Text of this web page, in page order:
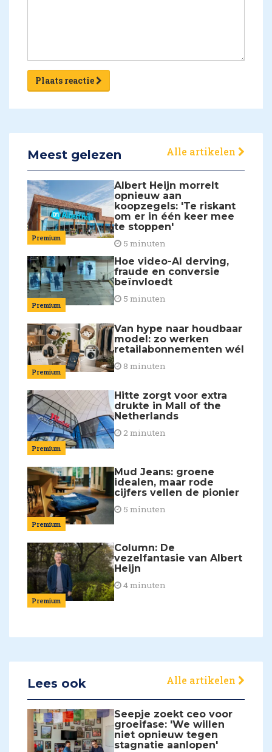
Plaats reactie
Meest gelezen Alle artikelen
Premium
Albert Heijn morrelt
opnieuw aan
koopzegels: 'Te riskant
om er in één keer mee
te stoppen'
5 minuten
Premium
Hoe video-AI derving,
fraude en conversie
beïnvloedt
5 minuten
Premium
Van hype naar houdbaar
model: zo werken
retailabonnementen wél
8 minuten
Premium
Hitte zorgt voor extra
drukte in Mall of the
Netherlands
2 minuten
Premium
Mud Jeans: groene
idealen, maar rode
cijfers vellen de pionier
5 minuten
Premium
Column: De
vezelfantasie van Albert
Heijn
4 minuten
Lees ook Alle artikelen
Seepje zoekt ceo voor
groeifase: 'We willen
niet opnieuw tegen
stagnatie aanlopen'